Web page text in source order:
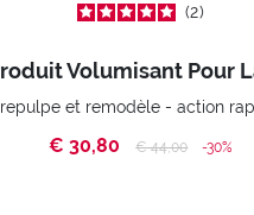
2
€ 30,80
Price reduced from
€ 44,00to -30%